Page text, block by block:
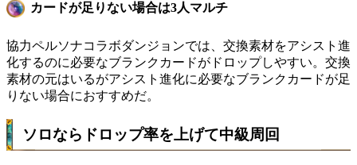
カードが足りない場合は3人マルチ
協力ペルソナコラボダンジョンでは、交換素材をアシスト進
化するのに必要なブランクカードがドロップしやすい。交換
素材の元はいるがアシスト進化に必要なブランクカードが足
りない場合におすすめだ。
ソロならドロップ率を上げて中級周回